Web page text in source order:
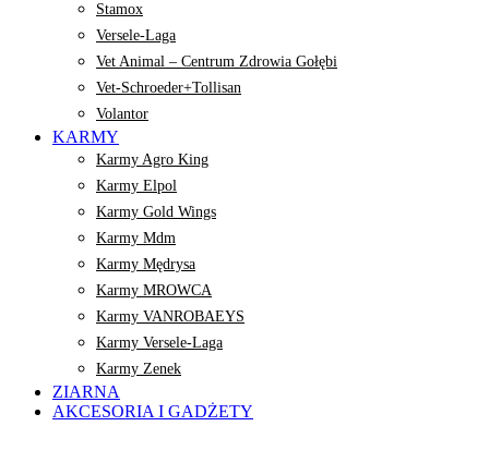
Stamox
Versele-Laga
Vet Animal – Centrum Zdrowia Gołębi
Vet-Schroeder+Tollisan
Volantor
KARMY
Karmy Agro King
Karmy Elpol
Karmy Gold Wings
Karmy Mdm
Karmy Mędrysa
Karmy MROWCA
Karmy VANROBAEYS
Karmy Versele-Laga
Karmy Zenek
ZIARNA
AKCESORIA I GADŻETY